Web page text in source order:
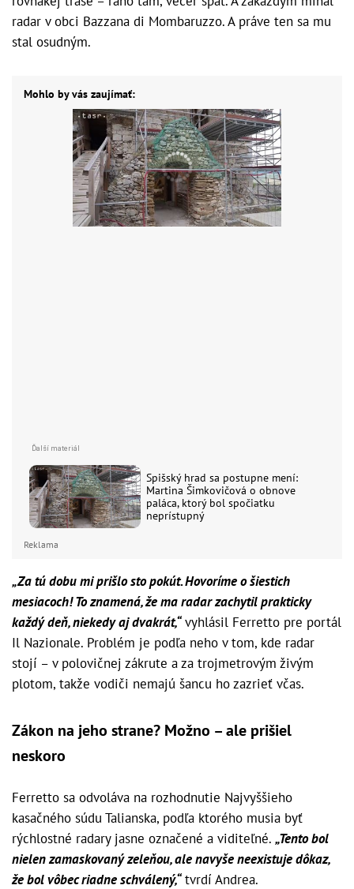
radar v obci Bazzana di Mombaruzzo. A práve ten sa mu
stal osudným.
Mohlo by vás zaujímať:
Spišský hrad sa postupne mení:
Martina Šimkovičová o obnove
paláca, ktorý bol spočiatku
neprístupný
Reklama
„Za tú dobu mi prišlo sto pokút. Hovoríme o šiestich
mesiacoch! To znamená, že ma radar zachytil prakticky
každý deň, niekedy aj dvakrát,“vyhlásil Ferretto pre portál
Il Nazionale. Problém je podľa neho v tom, kde radar
stojí – v polovičnej zákrute a za trojmetrovým živým
plotom, takže vodiči nemajú šancu ho zazrieť včas.
Zákon na jeho strane? Možno – ale prišiel
neskoro
Ferretto sa odvoláva na rozhodnutie Najvyššieho
kasačného súdu Talianska, podľa ktorého musia byť
rýchlostné radary jasne označené a viditeľné. „Tento bol
nielen zamaskovaný zeleňou, ale navyše neexistuje dôkaz,
že bol vôbec riadne schválený,“tvrdí Andrea.